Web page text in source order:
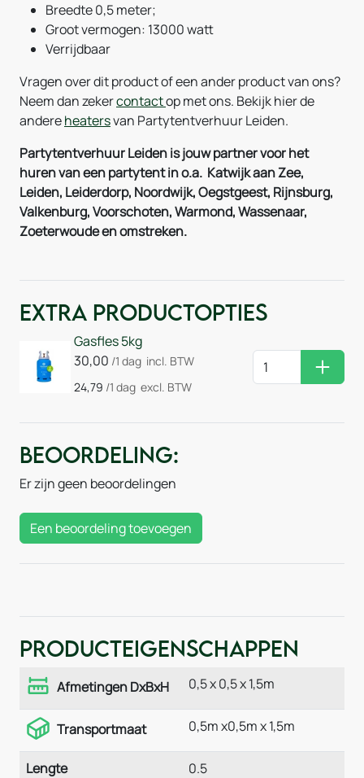
Breedte 0,5 meter;
Groot vermogen: 13000 watt
Verrijdbaar
Vragen over dit product of een ander product van ons?
Neem dan zekercontactop met ons. Bekijk hier de
andereheatersvan Partytentverhuur Leiden.
Partytentverhuur Leiden is jouw partner voor het
huren van een partytent in o.a. Katwijk aan Zee,
Leiden, Leiderdorp, Noordwijk, Oegstgeest, Rijnsburg,
Valkenburg, Voorschoten, Warmond, Wassenaar,
Zoeterwoude en omstreken.
Extra Productopties
Gasfles 5kg
30,00 /1 dag incl. BTW
24,79 /1 dag excl. BTW
Beoordeling:
Er zijn geen beoordelingen
Een beoordeling toevoegen
Producteigenschappen
Afmetingen DxBxH 0,5 x 0,5 x 1,5m
Transportmaat 0,5m x0,5m x 1,5m
Lengte
0.5